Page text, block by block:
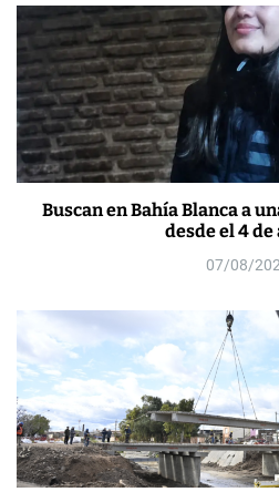
Buscan en Bahía Blanca a
desde el 4 de
07/08/